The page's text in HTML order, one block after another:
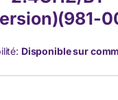
Disponible sur